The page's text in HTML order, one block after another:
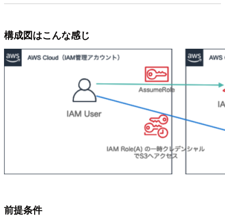
構成図はこんな感じ
前提条件